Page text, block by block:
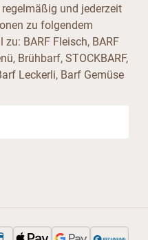
und jederzeit
zu folgendem
BARF Fleisch, BARF
Brühbarf, STOCKBARF,
Leckerli, Barf Gemüse